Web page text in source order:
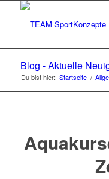
Blog - Aktuelle
Du bist hier: Startseite /